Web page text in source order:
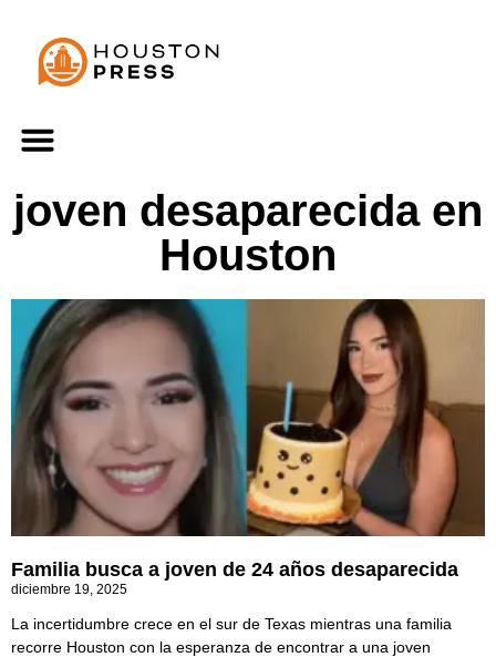
joven desaparecida en
Houston
Familia busca a joven de 24 años desaparecida
diciembre 19, 2025
La incertidumbre crece en el sur de Texas mientras una familia
recorre Houston con la esperanza de encontrar a una joven